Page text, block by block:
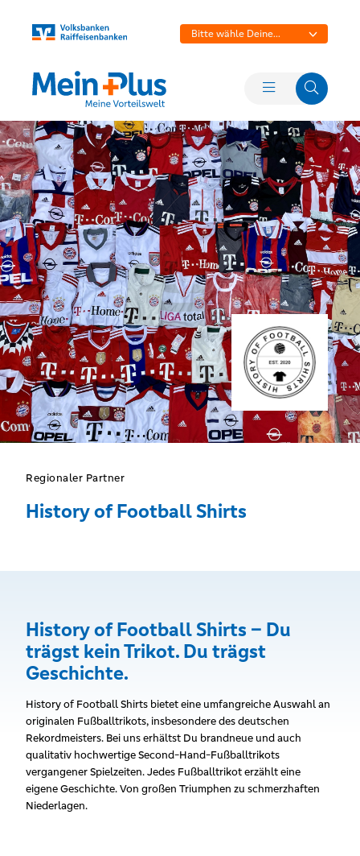
Bitte wähle Deine
Regionaler Partner
History of Football Shirts
History of Football Shirts – Du
trägst kein Trikot. Du trägst
Geschichte.
History of Football Shirts bietet eine umfangreiche Auswahl an
originalen Fußballtrikots, insbesondere des deutschen
Rekordmeisters. Bei uns erhältst Du brandneue und auch
qualitativ hochwertige Second-Hand-Fußballtrikots
vergangener Spielzeiten. Jedes Fußballtrikot erzählt eine
eigene Geschichte. Von großen Triumphen zu schmerzhaften
Niederlagen.